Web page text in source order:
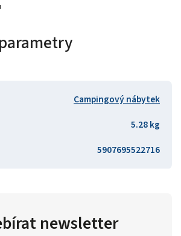
Campingový nábytek
5.28 kg
5907695522716
newsletter